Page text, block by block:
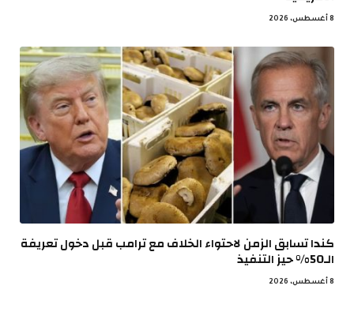
8 أغسطس، 2026
كندا تسابق الزمن لاحتواء الخلاف مع ترامب قبل دخول تعريفة
الـ50% حيز التنفيذ
8 أغسطس، 2026